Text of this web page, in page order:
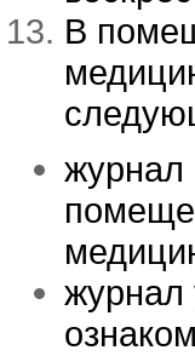
В
журнал
журнал